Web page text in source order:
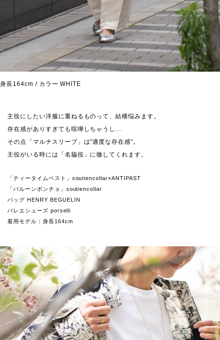
身長164cm / カラー WHITE
主役にしたい洋服に重ねるものって、結構悩みます。
存在感がありすぎても喧嘩しちゃうし...
その点「マルチスリーブ」は"適度な存在感"。
主役がいる時には「名脇役」に徹してくれます。
「ティータイムベスト」soutiencollar×ANTIPAST
「バルーンポンチョ」soutiencollar
バッグ HENRY BEGUELIN
バレエシューズ porselli
着用モデル：身長164cm